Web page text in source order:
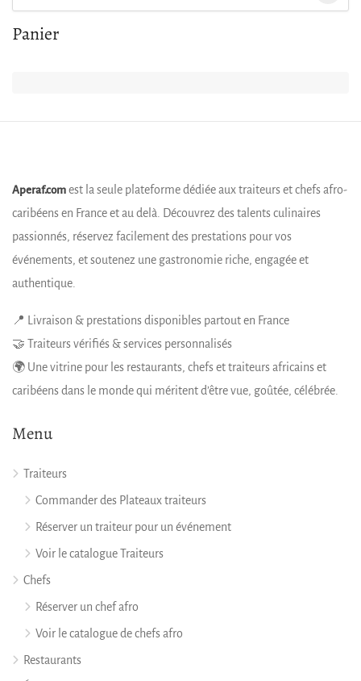
Panier
Aperaf.com est la seule plateforme dédiée aux traiteurs et chefs afro-
caribéens en France et au delà. Découvrez des talents culinaires
passionnés, réservez facilement des prestations pour vos
événements, et soutenez une gastronomie riche, engagée et
authentique.
📍 Livraison & prestations disponibles partout en France
🤝 Traiteurs vérifiés & services personnalisés
🌍 Une vitrine pour les restaurants, chefs et traiteurs africains et
caribéens dans le monde qui méritent d’être vue, goûtée, célébrée.
Menu
Traiteurs
Commander des Plateaux traiteurs
Réserver un traiteur pour un événement
Voir le catalogue Traiteurs
Chefs
Réserver un chef afro
Voir le catalogue de chefs afro
Restaurants